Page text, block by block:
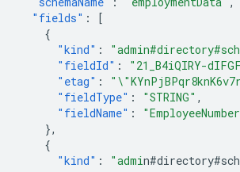
"fields" :
[
{
"kind" :
"fieldId" : "21_B4iQIRY-
"etag" :
"fieldType" : "STRING" ,
"fieldName" :
},
{
"kind" : "admi